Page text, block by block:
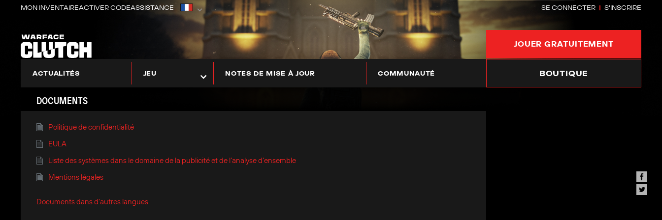
MON INVENTAIREACTIVER CODEASSISTANCE SE CONNECTER S'INSCRIRE
JOUER GRATUITEMENT
ACTUALITÉS JEU NOTES DE MISE À JOUR COMMUNAUTÉ BOUTIQUE
DOCUMENTS
Politique de confidentialité
EULA
Liste des systèmes dans le domaine de la publicité et de l’analyse d’ensemble
Mentions légales
Documents dans d'autres langues